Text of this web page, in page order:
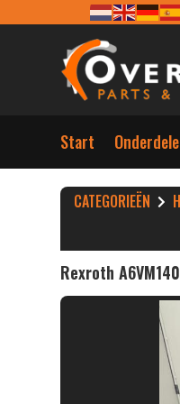
Start
CATEGORIEËN
Rexroth